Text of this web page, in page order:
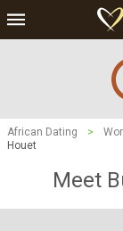
African Dating >
Houet
Meet